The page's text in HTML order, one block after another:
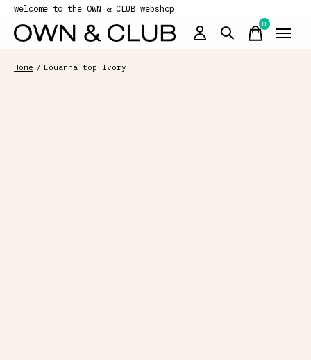
welcome to the OWN & CLUB webshop
0items
Home / Louanna top Ivory